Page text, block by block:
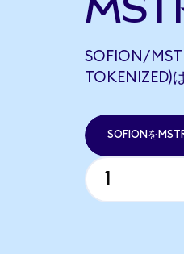
SOFION/
TOKENIZED)
SOFIONを